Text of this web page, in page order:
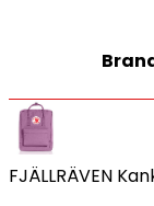
FJÄLLRÄVEN